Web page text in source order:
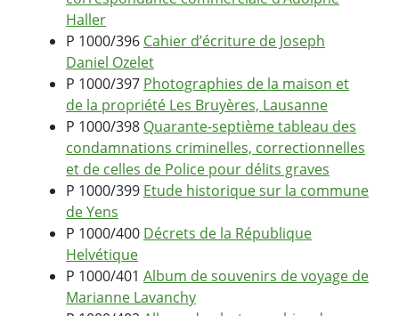
Haller
P 1000/396 Cahier d’écriture de Joseph
Daniel Ozelet
P 1000/397 Photographies de la maison et
de la propriété Les Bruyères, Lausanne
P 1000/398 Quarante-septième tableau des
condamnations criminelles, correctionnelles
et de celles de Police pour délits graves
P 1000/399 Etude historique sur la commune
de Yens
P 1000/400 Décrets de la République
Helvétique
P 1000/401 Album de souvenirs de voyage de
Marianne Lavanchy